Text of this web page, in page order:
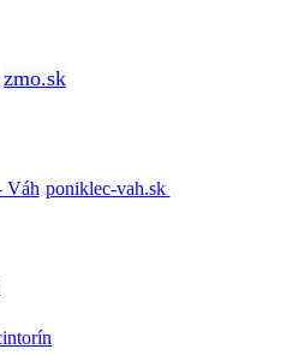
zmo.sk
poniklec-vah.sk